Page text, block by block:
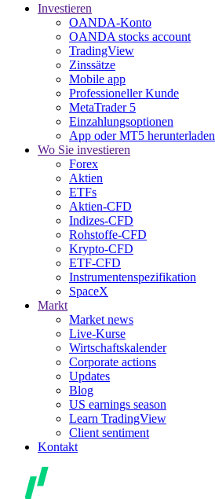
Investieren
OANDA-Konto
OANDA stocks account
TradingView
Zinssätze
Mobile app
Professioneller Kunde
MetaTrader 5
Einzahlungsoptionen
App oder MT5 herunterladen
Wo Sie investieren
Forex
Aktien
ETFs
Aktien-CFD
Indizes-CFD
Rohstoffe-CFD
Krypto-CFD
ETF-CFD
Instrumentenspezifikation
SpaceX
Markt
Market news
Live-Kurse
Wirtschaftskalender
Corporate actions
Updates
Blog
US earnings season
Learn TradingView
Client sentiment
Kontakt